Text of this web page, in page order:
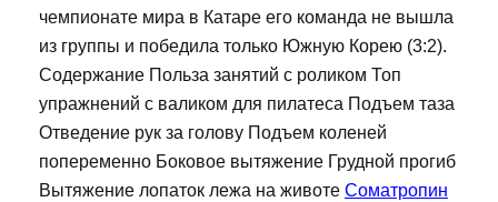
чемпионате мира в Катаре его команда не вышла
из группы и победила только Южную Корею (3:2).
Содержание Польза занятий с роликом Топ
упражнений с валиком для пилатеса Подъем таза
Отведение рук за голову Подъем коленей
попеременно Боковое вытяжение Грудной прогиб
Вытяжение лопаток лежа на животе Cоматропин